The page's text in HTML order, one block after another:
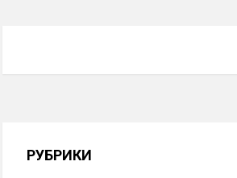
РУБРИКИ